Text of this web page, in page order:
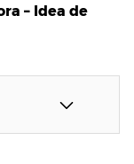
– Idea de